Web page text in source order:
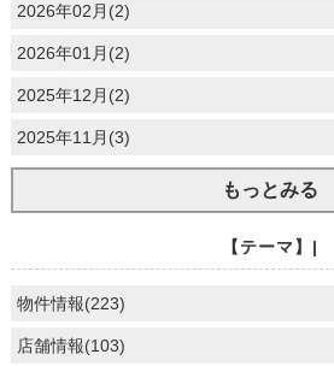
2026年02月(2)
2026年01月(2)
2025年12月(2)
2025年11月(3)
もっとみる
【テーマ】|
物件情報(223)
店舗情報(103)